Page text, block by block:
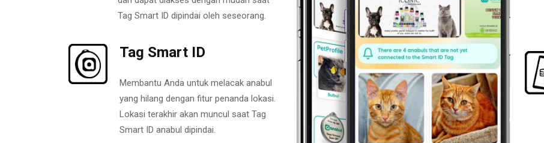
Tag Smart ID dipindai oleh seseorang.
Tag Smart ID
Membantu Anda untuk melacak anabul
yang hilang dengan fitur penanda lokasi.
Lokasi terakhir akan muncul saat Tag
Smart ID anabul dipindai.